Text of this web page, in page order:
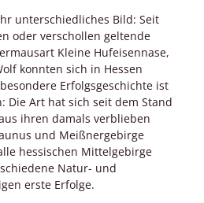
unterschiedliches Bild: Seit
oder verschollen geltende
Kleine Hufeisennase,
konnten sich in Hessen
Erfolgsgeschichte ist
Die Art hat sich seit dem Stand
ihren damals verblieben
und Meißnergebirge
hessischen Mittelgebirge
Natur- und
erste Erfolge.